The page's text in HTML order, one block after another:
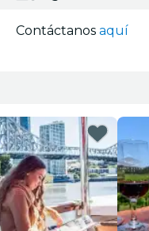
Contáctanosaquí